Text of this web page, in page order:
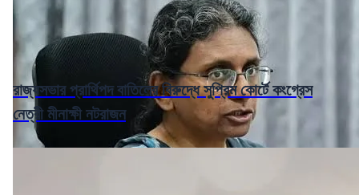
রাজ্যসভার প্রার্থিপদ বাতিলের বিরুদ্ধে সুপ্রিম কোর্টে কংগ্রেস
নেত্রী মীনাক্ষী নটরাজন